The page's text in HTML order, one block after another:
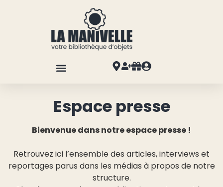
Espace presse
Bienvenue dans notre espace presse !
Retrouvez ici l’ensemble des articles, interviews et
reportages parus dans les médias à propos de notre
structure.